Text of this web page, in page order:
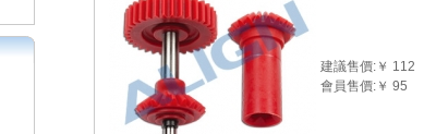
建議售價:￥ 112
會員售價:￥ 95